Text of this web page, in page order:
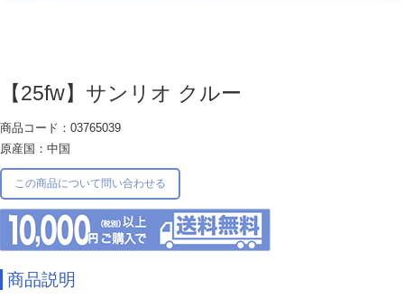
【25fw】サンリオ クルー
商品コード：03765039
原産国：中国
この商品について問い合わせる
商品説明